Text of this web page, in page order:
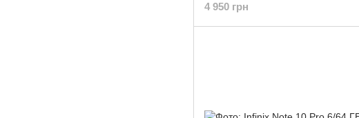
4 950 грн